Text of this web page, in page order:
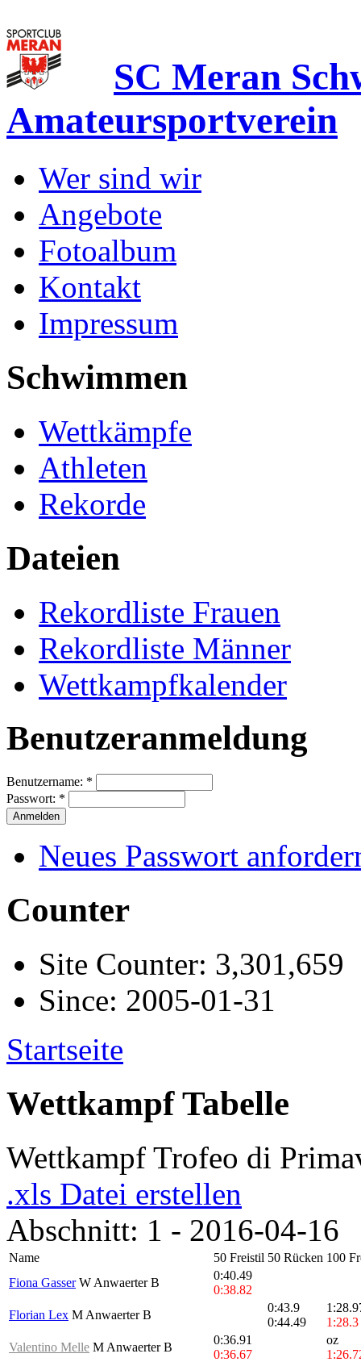
SC Meran
Amateursportverein
Wer sind wir
Angebote
Fotoalbum
Kontakt
Impressum
Schwimmen
Wettkämpfe
Athleten
Rekorde
Dateien
Rekordliste Frauen
Rekordliste Männer
Wettkampfkalender
Benutzeranmeldung
Benutzername: *
Passwort: *
Neues Passwort
Counter
Site Counter: 3,301,659
Since: 2005-01-31
Startseite
Wettkampf Tabelle
Wettkampf Trofeo di
.xls Datei erstellen
Abschnitt: 1 - 2016-04-16
Name 50 Freistil 50 Rücken 100
Fiona GasserW Anwaerter B
0:40.49
0:38.82
Florian Lex M Anwaerter B
0:43.9
0:44.49
1:28.3
Valentino Melle M Anwaerter B
0:36.91
0:36.67
oz